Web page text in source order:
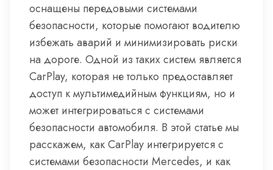
оснащены передовыми системами
безопасности, которые помогают водителю
избежать аварий и минимизировать риски
на дороге. Одной из таких систем является
CarPlay, которая не только предоставляет
доступ к мультимедийным функциям, но и
может интегрироваться с системами
безопасности автомобиля. В этой статье мы
расскажем, как CarPlay интегрируется с
системами безопасности Mercedes, и как